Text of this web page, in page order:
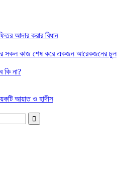
আদার করার বিধান
সকল কাজ শেষ করে একজন আরেকজনের চুল
কি না?
আয়াত ও হাদীস